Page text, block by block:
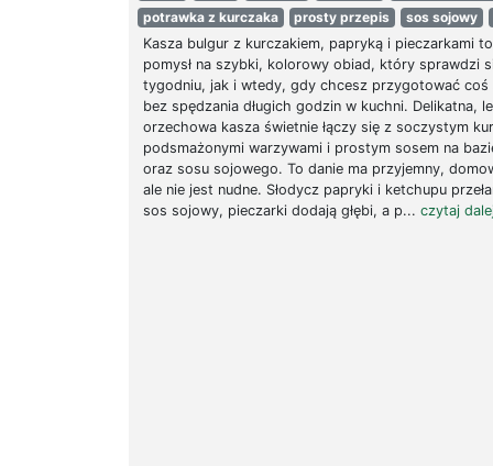
potrawka z kurczaka
prosty przepis sos sojowy
Kasza bulgur z kurczakiem, papryką i pieczarkami
pomysł na szybki, kolorowy obiad, który sprawdzi
tygodniu, jak i wtedy, gdy chcesz przygotować coś
bez spędzania długich godzin w kuchni. Delikatna,
orzechowa kasza świetnie łączy się z soczystym
podsmażonymi warzywami i prostym sosem na
oraz sosu sojowego. To danie ma przyjemny,
ale nie jest nudne. Słodycz papryki i ketchupu
sos sojowy, pieczarki dodają głębi, a p... czytaj